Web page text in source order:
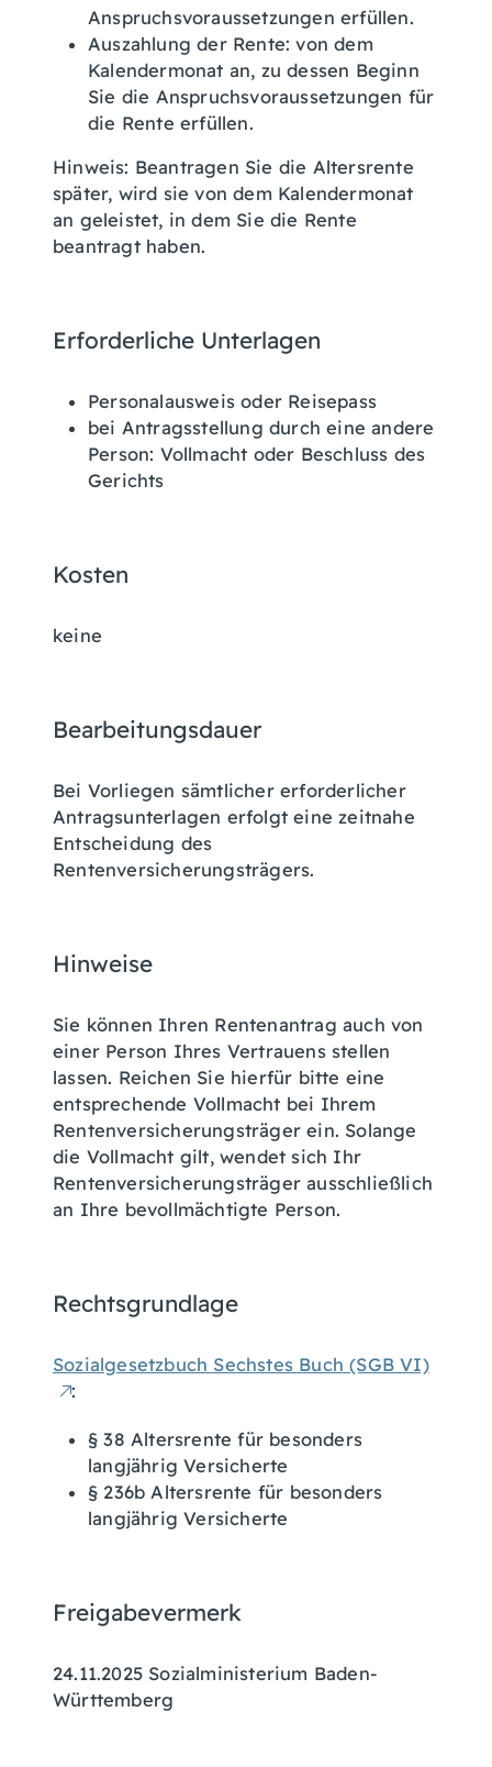
Anspruchsvoraussetzungen erfüllen.
Auszahlung der Rente: von dem
Kalendermonat an, zu dessen Beginn
Sie die Anspruchsvoraussetzungen für
die Rente erfüllen.
Hinweis: Beantragen Sie die Altersrente
später, wird sie von dem Kalendermonat
an geleistet, in dem Sie die Rente
beantragt haben.
Erforderliche Unterlagen
Personalausweis oder Reisepass
bei Antragsstellung durch eine andere
Person: Vollmacht oder Beschluss des
Gerichts
Kosten
keine
Bearbeitungsdauer
Bei Vorliegen sämtlicher erforderlicher
Antragsunterlagen erfolgt eine zeitnahe
Entscheidung des
Rentenversicherungsträgers.
Hinweise
Sie können Ihren Rentenantrag auch von
einer Person Ihres Vertrauens stellen
lassen. Reichen Sie hierfür bitte eine
entsprechende Vollmacht bei Ihrem
Rentenversicherungsträger ein. Solange
die Vollmacht gilt, wendet sich Ihr
Rentenversicherungsträger ausschließlich
an Ihre bevollmächtigte Person.
Rechtsgrundlage
Sozialgesetzbuch Sechstes Buch (SGB VI)
:
§ 38 Altersrente für besonders
langjährig Versicherte
§ 236b Altersrente für besonders
langjährig Versicherte
Freigabevermerk
24.11.2025 Sozialministerium Baden-
Württemberg